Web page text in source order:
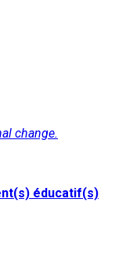
change.
éducatif(s)